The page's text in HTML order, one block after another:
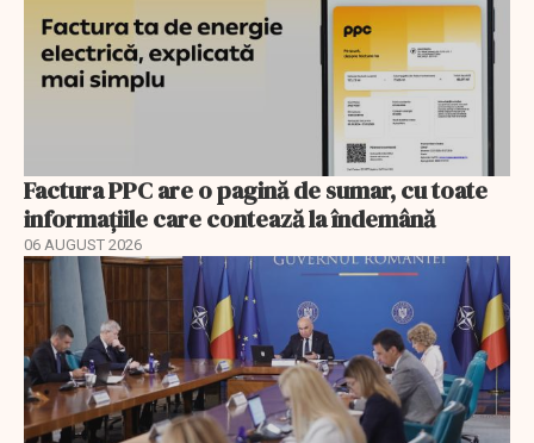
Factura PPC are o pagină de sumar, cu toate
informațiile care contează la îndemână
06 AUGUST 2026